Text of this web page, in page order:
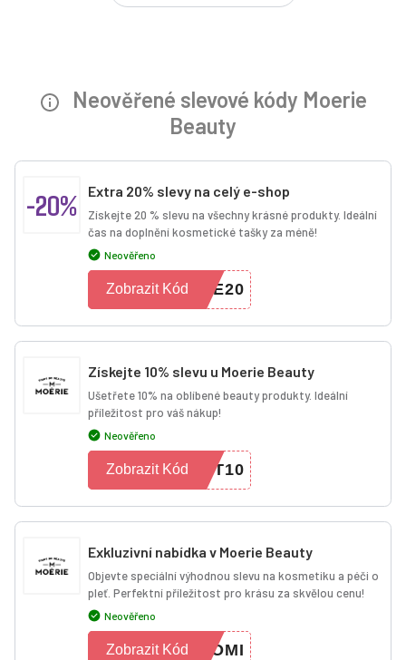
Neověřené slevové kódy Moerie
Beauty
-20% Extra 20% slevy na celý e-shop
Získejte 20 % slevu na všechny krásné produkty. Ideální
čas na doplnění kosmetické tašky za méně!
Neověřeno
VE20
Zobrazit Kód
Získejte 10% slevu u Moerie Beauty
Ušetřete 10% na oblíbené beauty produkty. Ideální
příležitost pro váš nákup!
Neověřeno
ET10
Zobrazit Kód
Exkluzivní nabídka v Moerie Beauty
Objevte speciální výhodnou slevu na kosmetiku a péči o
pleť. Perfektní příležitost pro krásu za skvělou cenu!
Neověřeno
HOMI
Zobrazit Kód